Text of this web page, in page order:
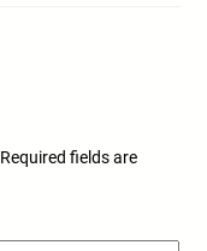
Required fields are